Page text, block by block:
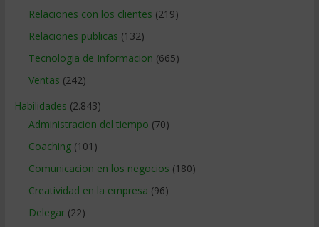
Relaciones con los clientes (219)
Relaciones publicas (132)
Tecnologia de Informacion (665)
Ventas (242)
Habilidades (2.843)
Administracion del tiempo (70)
Coaching(101)
Comunicacion en los negocios (180)
Creatividad en la empresa (96)
Delegar(22)